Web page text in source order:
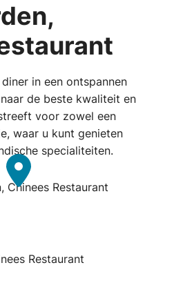
in een ontspannen
de beste kwaliteit en
voor zowel een
waar u kunt genieten
specialiteiten.
Restaurant